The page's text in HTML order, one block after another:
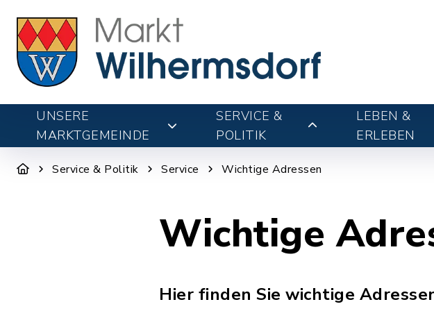
UNSERE
MARKTGEMEINDE
SERVICE &
POLITIK
LEBEN &
ERLEBEN
Service & Politik Service Wichtige Adressen
Wichtige
Hier finden Sie wichtige